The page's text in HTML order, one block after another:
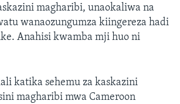
magharibi, unaokaliwa na
wanaozungumza kiingereza hadi
Anahisi kwamba mji huo ni
katika sehemu za kaskazini
magharibi mwa Cameroon